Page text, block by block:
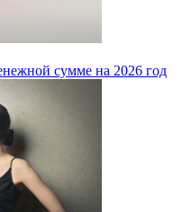
сумме на 2026 год